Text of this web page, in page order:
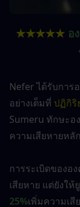
★★★★★ อ
Nefer ได้รับการ
อย่างเต็มที่ ปฏิกิริ
Sumeru ทักษะอ
ความเสียหายหลั
การระเบิดของอ
เสียหาย แต่ยังใ
25%เพิ่มความเ